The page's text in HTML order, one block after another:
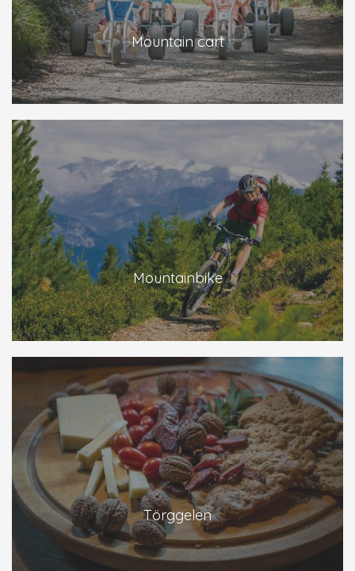
Mountain cart
Mountainbike
Törggelen